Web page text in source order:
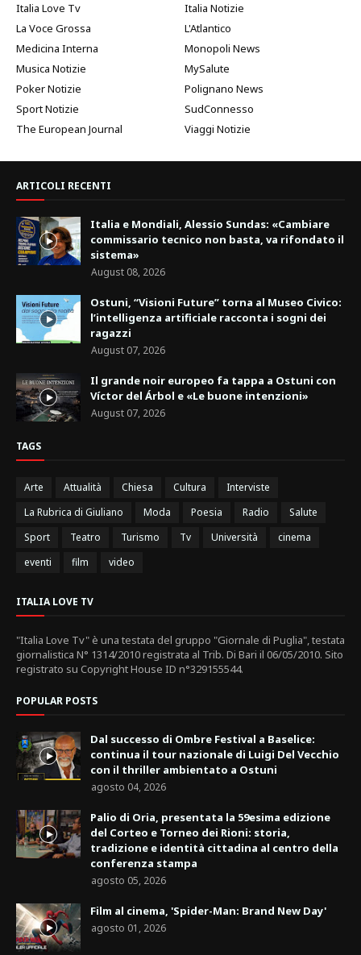
Italia Love Tv
Italia Notizie
La Voce Grossa
L'Atlantico
Medicina Interna
Monopoli News
Musica Notizie
MySalute
Poker Notizie
Polignano News
Sport Notizie
SudConnesso
The European Journal
Viaggi Notizie
ARTICOLI RECENTI
Italia e Mondiali, Alessio Sundas: «Cambiare
commissario tecnico non basta, va rifondato il
sistema»
August 08, 2026
Ostuni, “Visioni Future” torna al Museo Civico:
l’intelligenza artificiale racconta i sogni dei
ragazzi
August 07, 2026
Il grande noir europeo fa tappa a Ostuni con
Víctor del Árbol e «Le buone intenzioni»
August 07, 2026
TAGS
Arte Attualità Chiesa Cultura
Interviste
La Rubrica di Giuliano
Moda Poesia Radio
Salute
Sport
Teatro Turismo Tv Università
cinema
eventi
film video
ITALIA LOVE TV
"Italia Love Tv" è una testata del gruppo "Giornale di Puglia", testata
giornalistica N° 1314/2010 registrata al Trib. Di Bari il 06/05/2010. Sito
registrato su Copyright House ID n°329155544.
POPULAR POSTS
Dal successo di Ombre Festival a Baselice:
continua il tour nazionale di Luigi Del Vecchio
con il thriller ambientato a Ostuni
agosto 04, 2026
Palio di Oria, presentata la 59esima edizione
del Corteo e Torneo dei Rioni: storia,
tradizione e identità cittadina al centro della
conferenza stampa
agosto 05, 2026
Film al cinema, 'Spider-Man: Brand New Day'
agosto 01, 2026